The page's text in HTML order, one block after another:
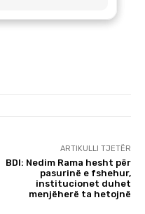
ARTIKULLI TJETËR
BDI: Nedim Rama hesht për
pasurinë e fshehur,
institucionet duhet
menjëherë ta hetojnë